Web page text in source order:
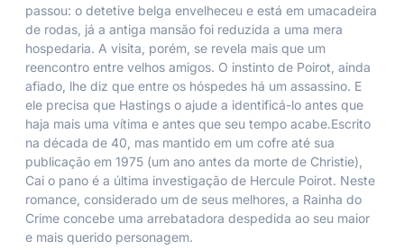
passou: o detetive belga envelheceu e está em umacadeira
de rodas, já a antiga mansão foi reduzida a uma mera
hospedaria. A visita, porém, se revela mais que um
reencontro entre velhos amigos. O instinto de Poirot, ainda
afiado, lhe diz que entre os hóspedes há um assassino. E
ele precisa que Hastings o ajude a identificá-lo antes que
haja mais uma vítima e antes que seu tempo acabe.Escrito
na década de 40, mas mantido em um cofre até sua
publicação em 1975 (um ano antes da morte de Christie),
Cai o pano é a última investigação de Hercule Poirot. Neste
romance, considerado um de seus melhores, a Rainha do
Crime concebe uma arrebatadora despedida ao seu maior
e mais querido personagem.